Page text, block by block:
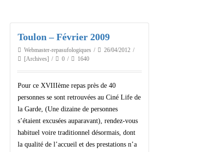
Toulon – Février 2009
Webmaster-repasufologiques
26/04/2012
[Archives]
0 1640
Pour ce XVIIIème repas près de 40
personnes se sont retrouvées au Ciné Life de
la Garde, (Une dizaine de personnes
s’étaient excusées auparavant), rendez-vous
habituel voire traditionnel désormais, dont
la qualité de l’accueil et des prestations n’a